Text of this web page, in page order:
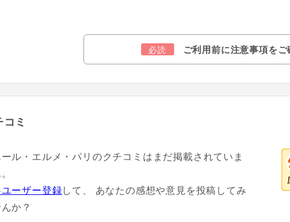
必読 ご利用前に注意事項をご
コミ
ール・エルメ・パリのクチコミはまだ掲載されていま
ーザー登録して、 あなたの感想や意見を投稿してみ
か？